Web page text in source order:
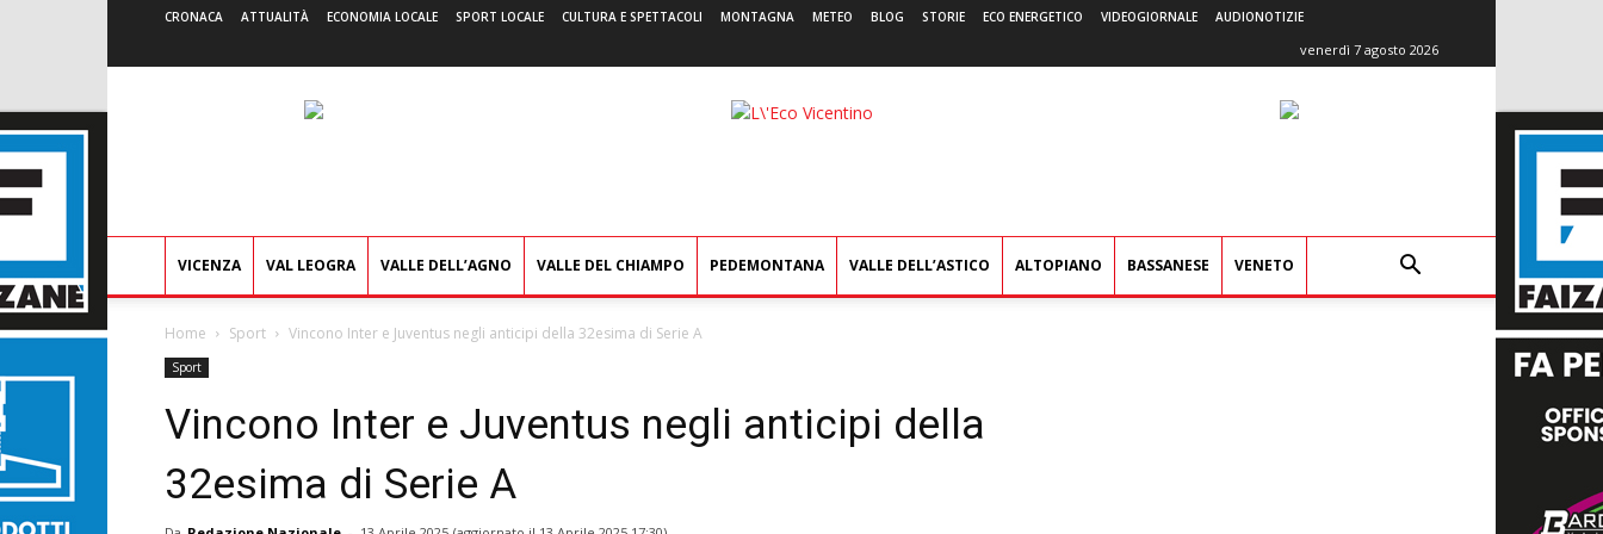
CRONACA ATTUALITÀ ECONOMIA LOCALE SPORT LOCALE CULTURA E SPETTACOLI MONTAGNA METEO BLOG STORIE ECO ENERGETICO VIDEOGIORNALE AUDIONOTIZIE
venerdì 7 agosto 2026
L'Eco
VICENZA VAL LEOGRA VALLE DELL’AGNO VALLE DEL CHIAMPO PEDEMONTANA VALLE DELL’ASTICO ALTOPIANO BASSANESE VENETO
Home Sport Vincono Inter e Juventus negli anticipi della 32esima di Serie A
Sport
Vincono Inter e Juventus negli anticipi della
32esima di Serie A